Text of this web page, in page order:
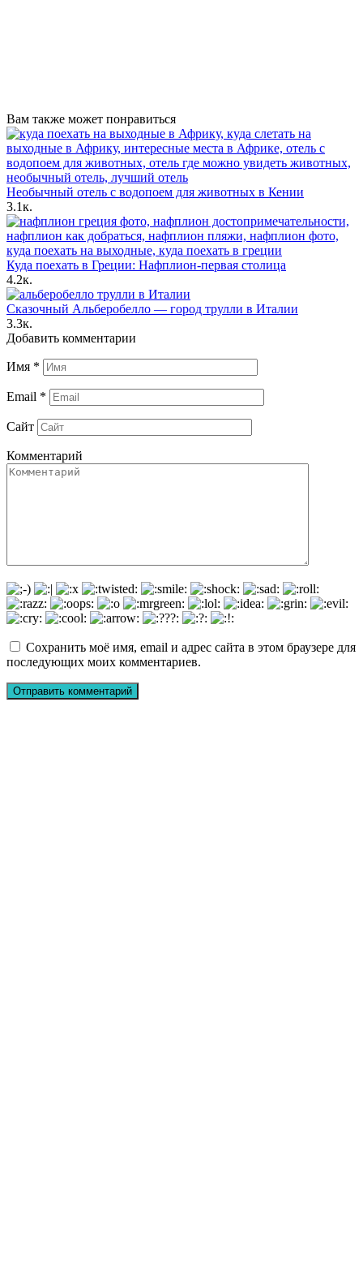
Вам также может понравиться
Необычный отель с водопоем для животных в Кении
3.1к.
Куда поехать в Греции: Нафплион-первая столица
4.2к.
Сказочный Альберобелло — город трулли в Италии
3.3к.
Добавить комментарии
Имя *
Email *
Сайт
Комментарий
Сохранить моё имя, email и адрес сайта в этом браузере для
последующих моих комментариев.